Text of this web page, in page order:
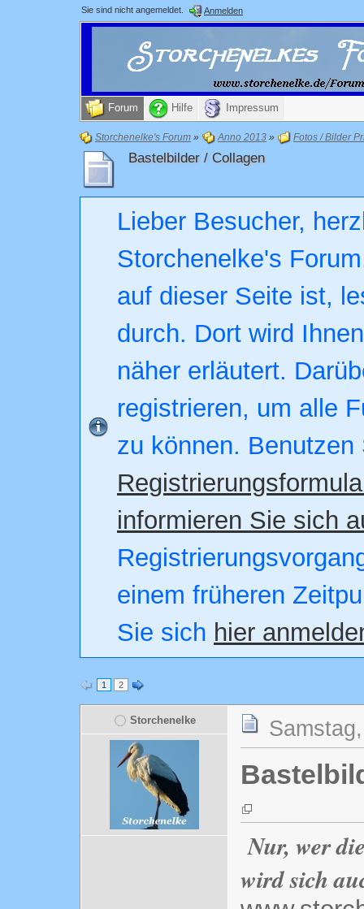
Sie sind nicht angemeldet. Anmelden
Forum Hilfe Impressum
Storchenelke's Forum » Anno 2013 » Fotos / Bilder
Bastelbilder / Collagen
Lieber Besucher,
Storchenelke's
auf dieser Seite ist,
durch. Dort wird
näher erläutert.
registrieren, um alle
zu können. Benutzen
informieren Sie sich
einem früheren
Sie sich hier
1 2
Storchenelke
Nur, wer
wird sich